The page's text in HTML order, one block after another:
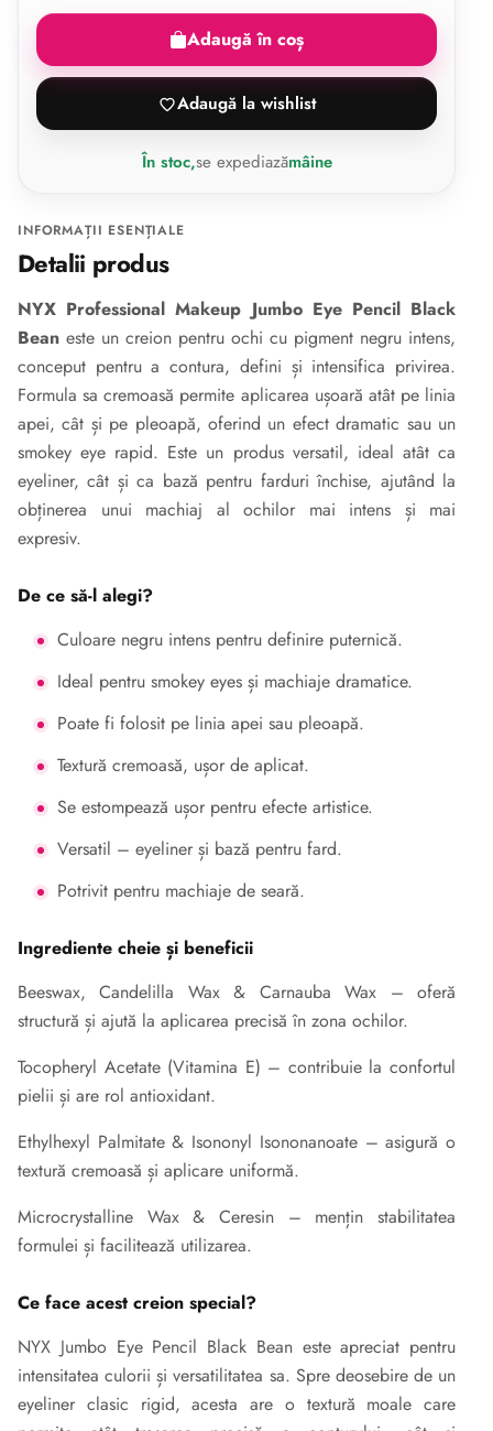
Adaugă în coș
Adaugă la wishlist
În stoc,se expediazămâine
INFORMAȚII ESENȚIALE
Detalii produs
NYX Professional Makeup Jumbo Eye Pencil Black
Bean este un creion pentru ochi cu pigment negru intens,
conceput pentru a contura, defini și intensifica privirea.
Formula sa cremoasă permite aplicarea ușoară atât pe linia
apei, cât și pe pleoapă, oferind un efect dramatic sau un
smokey eye rapid. Este un produs versatil, ideal atât ca
eyeliner, cât și ca bază pentru farduri închise, ajutând la
obținerea unui machiaj al ochilor mai intens și mai
expresiv.
De ce să-l alegi?
Culoare negru intens pentru definire puternică.
Ideal pentru smokey eyes și machiaje dramatice.
Poate fi folosit pe linia apei sau pleoapă.
Textură cremoasă, ușor de aplicat.
Se estompează ușor pentru efecte artistice.
Versatil – eyeliner și bază pentru fard.
Potrivit pentru machiaje de seară.
Ingrediente cheie și beneficii
Beeswax, Candelilla Wax & Carnauba Wax – oferă
structură și ajută la aplicarea precisă în zona ochilor.
Tocopheryl Acetate (Vitamina E) – contribuie la confortul
pielii și are rol antioxidant.
Ethylhexyl Palmitate & Isononyl Isononanoate – asigură o
textură cremoasă și aplicare uniformă.
Microcrystalline Wax & Ceresin – mențin stabilitatea
formulei și facilitează utilizarea.
Ce face acest creion special?
NYX Jumbo Eye Pencil Black Bean este apreciat pentru
intensitatea culorii și versatilitatea sa. Spre deosebire de un
eyeliner clasic rigid, acesta are o textură moale care